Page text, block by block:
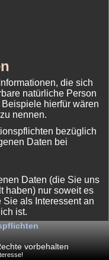
die sich
natürliche Person
hierfür wären
nennen.
bezüglich
Daten bei
Daten (die Sie uns
haben) nur soweit es
als Interessent an
ist.
Daten aufgrund
vorbehalten